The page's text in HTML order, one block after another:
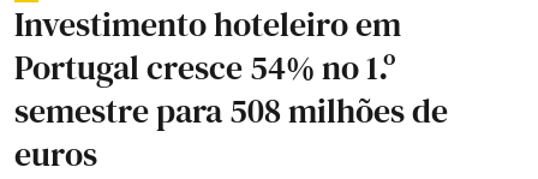
Investimento hoteleiro em
Portugal cresce 54% no 1.º
semestre para 508 milhões de
euros